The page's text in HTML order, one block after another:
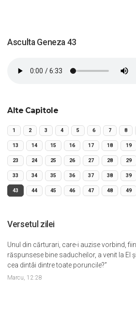
Asculta Geneza 43
Alte Capitole
1 2 3 4 5 6 7 8
13 14 15 16 17 18 19
23 24 25 26 27 28 29
33 34 35 36 37 38 39
43 44 45 46 47 48 49
Versetul zilei
Unul din cărturari, care-i auzise vorbind,
răspunsese bine saducheilor, a venit la El
cea dintâi dintre toate poruncile?”
Marcu, 12:28